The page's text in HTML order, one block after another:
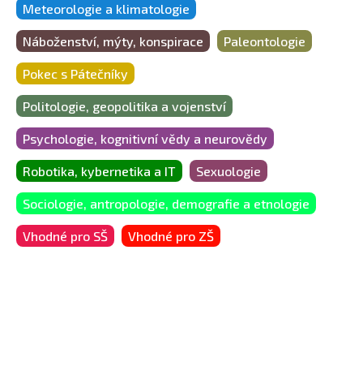
Meteorologie a klimatologie
Náboženství, mýty, konspirace Paleontologie
Pokec s Pátečníky
Politologie, geopolitika a vojenství
Psychologie, kognitivní vědy a neurovědy
Robotika, kybernetika a IT Sexuologie
Sociologie, antropologie, demografie a etnologie
Vhodné pro SŠ Vhodné pro ZŠ